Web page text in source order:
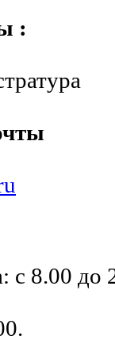
:
с 8.00 до